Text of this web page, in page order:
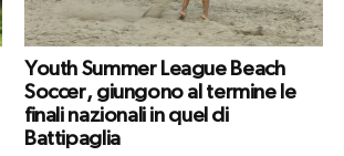
Youth Summer League Beach
Soccer, giungono al termine le
finali nazionali in quel di
Battipaglia